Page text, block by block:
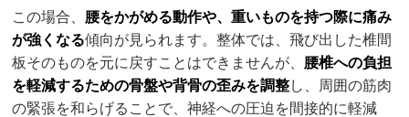
この場合、 腰をかがめる動作や、重いものを持つ際に痛み
が強くなる傾向が見られます。整体では、飛び出した椎間
板そのものを元に戻すことはできませんが、 腰椎への負担
を軽減するための骨盤や背骨の歪みを調整し、周囲の筋肉
の緊張を和らげることで、神経への圧迫を間接的に軽減